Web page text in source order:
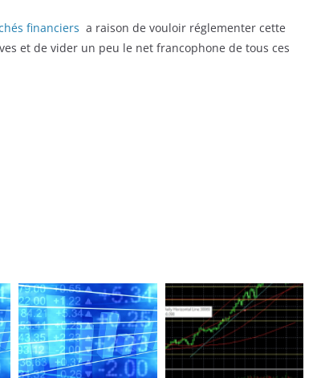
financiers a raison de vouloir réglementer cette
et de vider un peu le net francophone de tous ces